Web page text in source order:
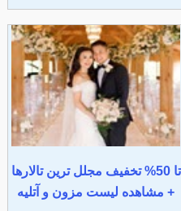
تا 50% تخفیف مجلل ترین تالارها
+ مشاهده لیست مزون و آتلیه